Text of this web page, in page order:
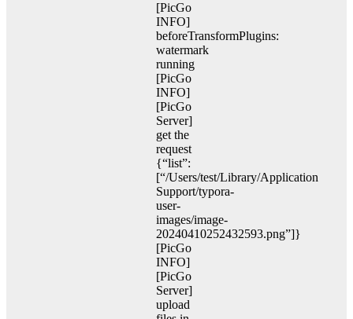
[PicGo
INFO]
beforeTransformPlugins:
watermark
running
[PicGo
INFO]
[PicGo
Server]
get the
request
{“list”:
[“/Users/test/Library/Application
Support/typora-
user-
images/image-
20240410252432593.png”]}
[PicGo
INFO]
[PicGo
Server]
upload